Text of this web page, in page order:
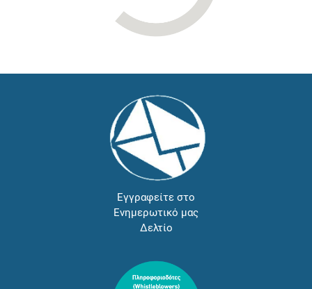
Εγγραφείτε στο
Ενημερωτικό μας
Δελτίο